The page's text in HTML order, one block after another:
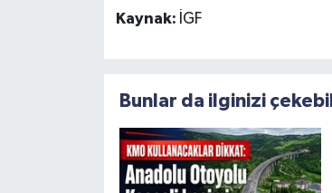
Kaynak: İGF
Bunlar da ilginizi